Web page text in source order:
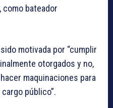
bateador
motivada por “cumplir
otorgados y no,
maquinaciones para
público”.